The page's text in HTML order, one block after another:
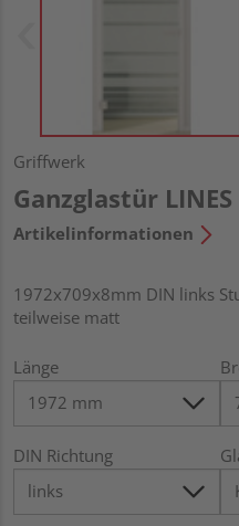
Griffwerk
Ganzglastür LINES
Artikelinformationen
1972x709x8mm DIN links
teilweise matt
Länge
DIN Richtung